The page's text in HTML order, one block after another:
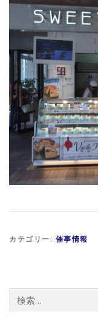
カテゴリー: 催事情報